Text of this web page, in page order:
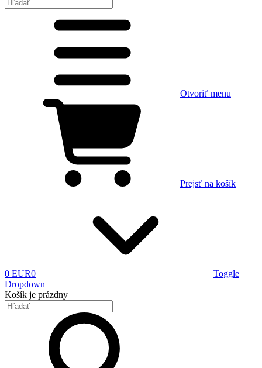
Otvoriť menu
Prejsť na košík
0 EUR0
Toggle
Dropdown
Košík je prázdny